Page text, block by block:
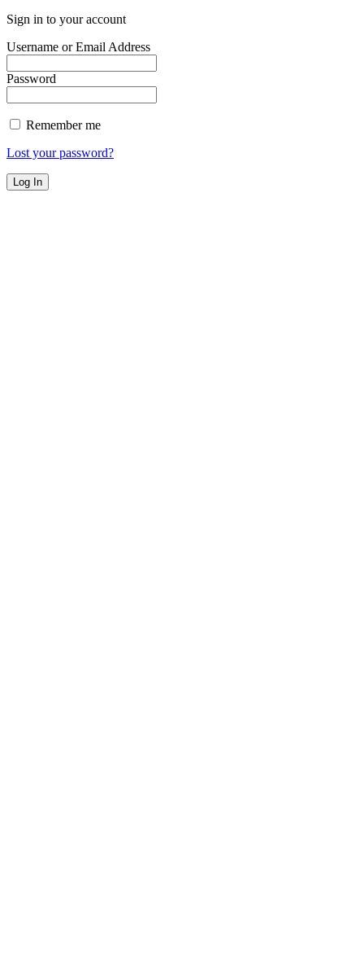
Sign in to your account
Username or Email Address
Password
Remember me
Lost your password?